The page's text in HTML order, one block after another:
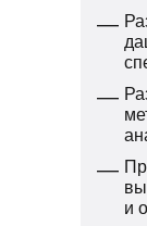
—
—
—
и